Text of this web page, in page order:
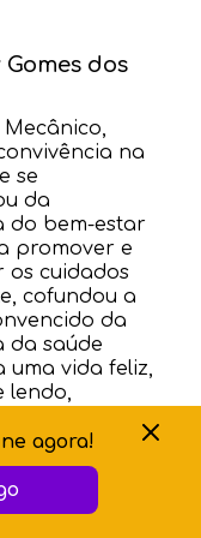
mental,
como dores
de
dos
na
se
da
do bem-estar
promover e
os cuidados
cofundou a
da
da saúde
uma vida feliz,
lendo,
agora!